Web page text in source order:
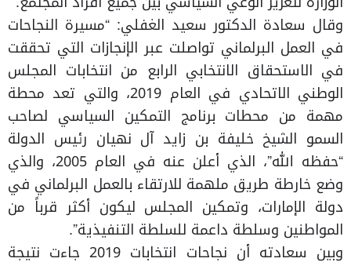
وقال سعادة الدكتور سعيد الغفلي: “مسيرة النجاحات
في العمل البرلماني تواصلت عبر الإنجازات التي تحققت
في الاستحقاق الانتخابي الرابع من انتخابات المجلس
الوطني الاتحادي في العام 2019، والتي تعد محطة
مهمة من محطات برنامج التمكين السياسي لصاحب
السمو الشيخ خليفة بن زايد آل نهيان رئيس الدولة
“حفظه الله”، الذي أعلن عنه في العام 2005، والذي
وضع خارطة طريق ملهمة للارتقاء بالعمل البرلماني في
دولة الإمارات، وتمكين المجلس ليكون أكثر قرباً من
المواطنين وسلطة داعمة للسلطة التنفيذية”.
وبين سعادته أن نجاحات انتخابات 2019 جاءت نتيجة